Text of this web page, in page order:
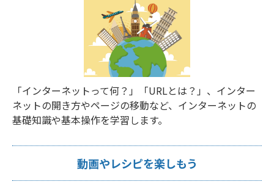
「インターネットって何？」「URLとは？」、インター
ネットの開き方やページの移動など、インターネットの
基礎知識や基本操作を学習します。
動画やレシピを楽しもう